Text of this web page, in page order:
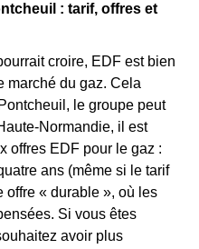
: tarif, offres et
croire, EDF est bien
marché du gaz. Cela
le groupe peut
Normandie, il est
offres EDF pour le gaz :
ans (même si le tarif
offre « durable », où les
Si vous êtes
avoir plus